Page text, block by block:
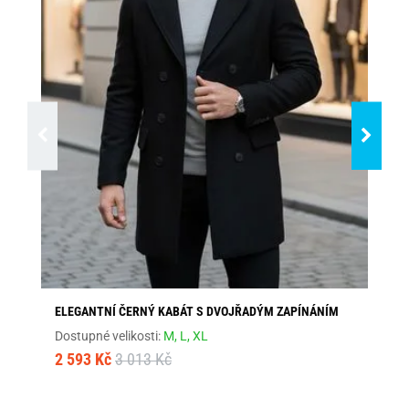
ELEGANTNÍ ČERNÝ KABÁT S DVOJŘADÝM ZAPÍNÁNÍM
Dostupné velikosti: M, L,XL
2 593 Kč 3 013 Kč